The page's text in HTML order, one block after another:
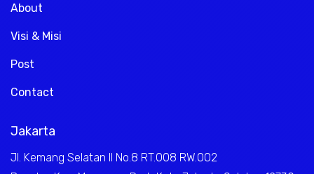
About
Visi & Misi
Post
Contact
Jakarta
Jl. Kemang Selatan II No.8 RT.008 RW.002